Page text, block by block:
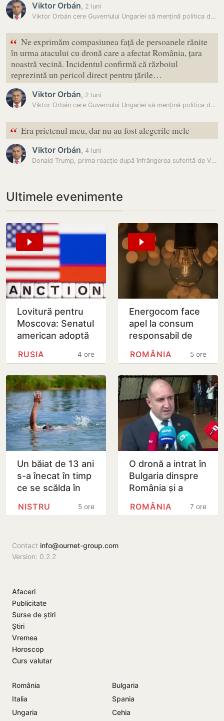
Viktor Orbán, 2 luni
Viktor Orbán cere Guvernului Ungariei să mențină politica de…
“ Ne exprimăm compasiunea față de persoanele rănite
în urma atacului cu dronă care a afectat România, țara
noastră vecină. Incidentul confirmă că războiul
reprezintă un pericol direct pentru țările…
Viktor Orbán, 2 luni
Viktor Orbán cere Guvernului Ungariei să mențină politica de…
“ Era prietenul meu, dar nu au fost alegerile mele
Viktor Orbán, 4 luni
Donald Trump, prima reacție după înfrângerea suferită de Viktor Orban:…
Ultimele evenimente
Lovitură pentru
Moscova: Senatul
american adoptă
împotriva Rusiei4 ore
RUSIA
Energocom face
apel la consum
responsabil de
energie în orele
de vârfe vârf
5 ore
ROMÂNIA
Un băiat de 13 ani
s-a înecat în timp
ce se scălda în
neautorizată din5 ore
NISTRU
O dronă a intrat în
Bulgaria dinspre
România și a
explodat în
apropierea unui7 ore
ROMÂNIA
Contact info@ournet-group.com
Version: 0.2.2
Afaceri
Publicitate
Surse de știri
Știri
Vremea
Horoscop
Curs valutar
România
Bulgaria
Italia
Spania
Ungaria
Cehia